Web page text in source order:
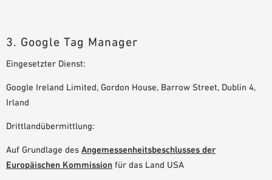
3. Google Tag Manager
Eingesetzter Dienst:
Google Ireland Limited, Gordon House, Barrow Street, Dublin 4,
Irland
Drittlandübermittlung:
Auf Grundlage des Angemessenheitsbeschlusses der
Europäischen Kommission für das Land USA